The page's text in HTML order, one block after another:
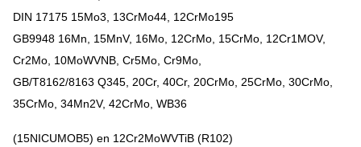
DIN 17175 15Mo3, 13CrMo44, 12CrMo195
GB9948 16Mn, 15MnV, 16Mo, 12CrMo, 15CrMo, 12Cr1MOV,
Cr2Mo, 10MoWVNB, Cr5Mo, Cr9Mo,
GB/T8162/8163 Q345, 20Cr, 40Cr, 20CrMo, 25CrMo, 30CrMo,
35CrMo, 34Mn2V, 42CrMo, WB36
(15NICUMOB5) en 12Cr2MoWVTiB (R102)